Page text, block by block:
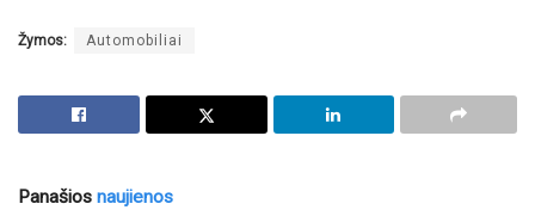
Žymos: Automobiliai
Panašios naujienos